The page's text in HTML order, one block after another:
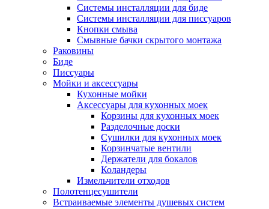
Системы инсталляции для биде
Системы инсталляции для писсуаров
Кнопки смыва
Смывные бачки скрытого монтажа
Раковины
Биде
Писсуары
Мойки и аксессуары
Кухонные мойки
Аксессуары для кухонных моек
Корзины для кухонных моек
Разделочные доски
Сушилки для кухонных моек
Корзинчатые вентили
Держатели для бокалов
Коландеры
Измельчители отходов
Полотенцесушители
Встраиваемые элементы душевых систем